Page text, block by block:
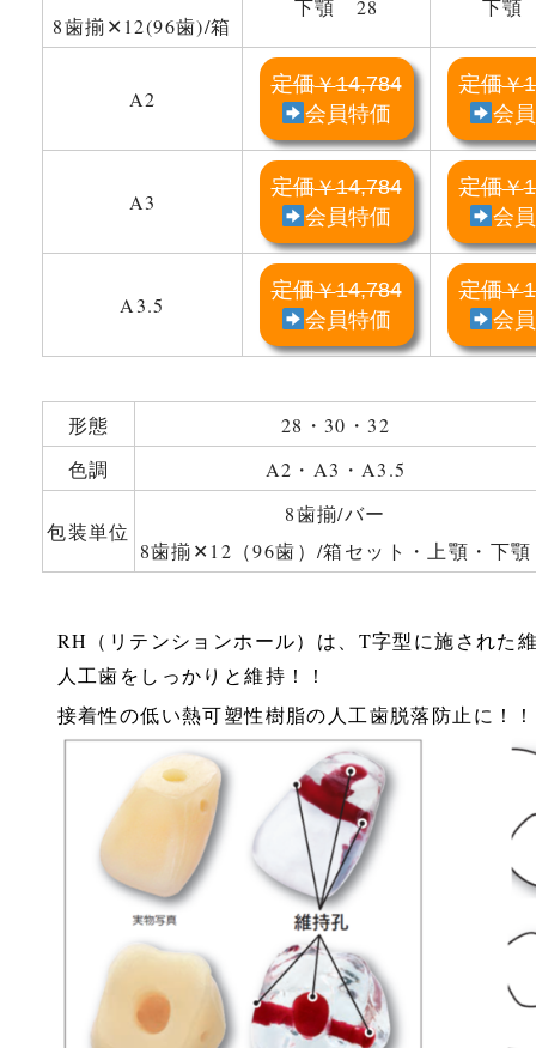
8歯揃✕12(96歯)/箱
下顎 28 下
A2
定価￥14,784
会員特価
定価￥
会
A3
定価￥14,784
会員特価
定価￥
会
A3.5
定価￥14,784
会員特価
定価￥
会
形態
28・30・32
色調
A2・A3・A3.5
包装単位
8歯揃/バー
8歯揃✕12（96歯）/箱セット・上顎・下顎
RH（リテンションホール）は、T字型に施された
人工歯をしっかりと維持！！
接着性の低い熱可塑性樹脂の人工歯脱落防止に！！